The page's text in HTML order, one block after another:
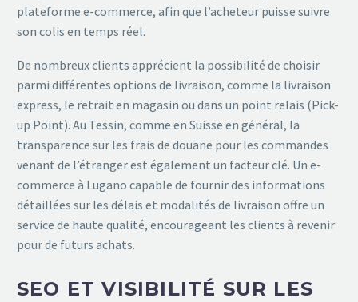
plateforme e-commerce, afin que l’acheteur puisse suivre
son colis en temps réel.
De nombreux clients apprécient la possibilité de choisir
parmi différentes options de livraison, comme la livraison
express, le retrait en magasin ou dans un point relais (Pick-
up Point). Au Tessin, comme en Suisse en général, la
transparence sur les frais de douane pour les commandes
venant de l’étranger est également un facteur clé. Un e-
commerce à Lugano capable de fournir des informations
détaillées sur les délais et modalités de livraison offre un
service de haute qualité, encourageant les clients à revenir
pour de futurs achats.
SEO ET VISIBILITÉ SUR LES